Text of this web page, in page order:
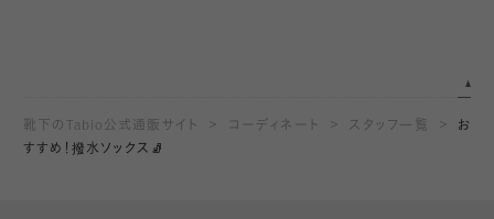
靴下のTabio公式通販サイト コーディネート スタッフ一覧
お
すすめ！撥水ソックス🧦